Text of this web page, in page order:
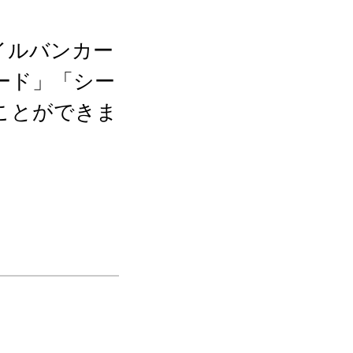
ルバンカー
ド」「シー
とができま
ます。
が可能で